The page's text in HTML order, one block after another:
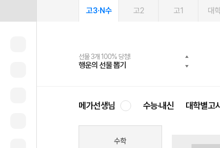
고3·N수 고2 고1 대
선물 3개 100% 당첨!
행운의 선물 뽑기
선물 100% 증정!
메가스터디 X 올리브
여름방학 스터디 캐시백
메가런 썸머스쿨
2027 러셀 단과
강사 공개선발
스마트러닝앱
설문 EVENT
메가패스
3일 무료 체험권
메가패스 수강생 무료혜택!
메가클럽 멤버십
사회공헌 캠페인
희망이룸 메가나눔
메가선생님 수능·내신 대학별고
수학